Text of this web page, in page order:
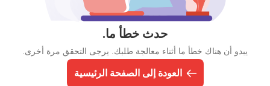
حدث خطأ ما.
يبدو أن هناك خطأ ما أثناء معالجة طلبك. يرجى التحقق مرة أخرى.
العودة إلى الصفحة الرئيسية